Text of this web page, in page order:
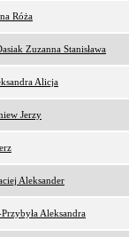
Róża
Zuzanna Stanisława
Alicja
Jerzy
Aleksander
Aleksandra